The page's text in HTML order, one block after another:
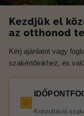
Kezdjük el
az otthonod
Kérj ajánlatot vagy
szakértőinkhez, és
▣
Konzultáció